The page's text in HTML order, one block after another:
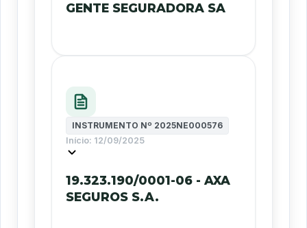
GENTE SEGURADORA SA
INSTRUMENTO Nº 2025NE000576
Início: 12/09/2025
19.323.190/0001-06 - AXA
SEGUROS S.A.